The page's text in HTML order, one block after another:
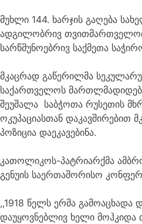
მუხლი 144. ხარჯის გაღება
ადგილობრივ
სარწმუნოებრივ საქმეთა
მკაცრად გაწერილმა
საქართველოს
შეუშალა საბჭოთა რუსეთის
ოკუპაციასთან დაკავშირებით
პოზიცია დაეკავებინა.
კათოლიკოს-პატრიარქმა
გენუის საერთაშორისო
,,1918 წელს ერმა
დაუყოვნებლივ ხელი მოჰკიდა